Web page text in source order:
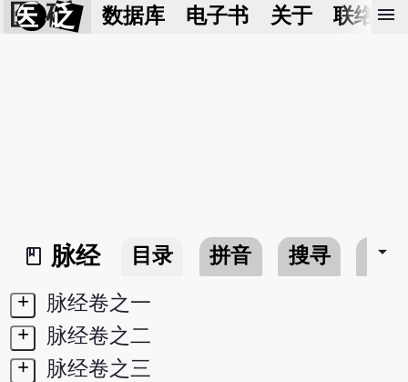
医 砭 数据库 电子书 关于 联络我
menu
book_2
脉经 目录 拼音 搜寻 书介
arrow_drop_down
+
脉经卷之一
+
脉经卷之二
+
脉经卷之三